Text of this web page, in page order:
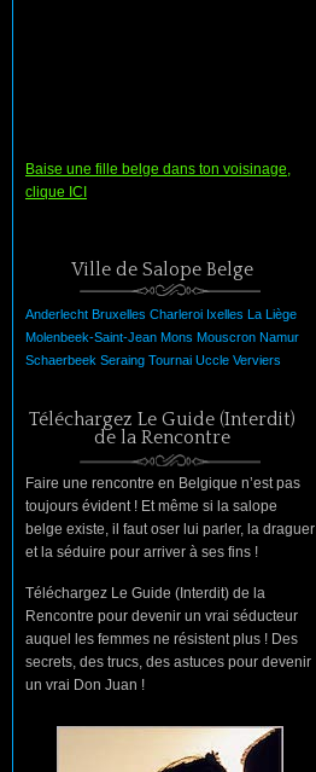
Baise une fille belge dans ton voisinage,
clique ICI
Ville de Salope Belge
Anderlecht Bruxelles Charleroi Ixelles La Liège
Molenbeek-Saint-Jean Mons Mouscron Namur
Schaerbeek Seraing Tournai Uccle Verviers
Téléchargez Le Guide (Interdit)
de la Rencontre
Faire une rencontre en Belgique n’est pas
toujours évident ! Et même si la salope
belge existe, il faut oser lui parler, la draguer
et la séduire pour arriver à ses fins !
Téléchargez Le Guide (Interdit) de la
Rencontre pour devenir un vrai séducteur
auquel les femmes ne résistent plus ! Des
secrets, des trucs, des astuces pour devenir
un vrai Don Juan !